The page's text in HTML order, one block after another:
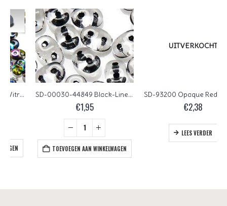
SD-00030-44849 Black-Lined Crystal Matubo SuperDuo 10 gram
TOEVOEGEN AAN WINKELWAGEN
UITVERKOCHT
SD-93200 Opaque Red Matubo SuperDuo 10 gram
LEES VERDER